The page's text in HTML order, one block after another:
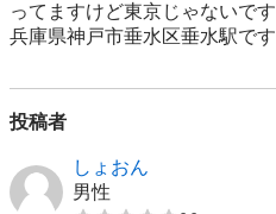
ってますけど東京じゃないです
兵庫県神戸市垂水区垂水駅です
投稿者
しょおん
男性